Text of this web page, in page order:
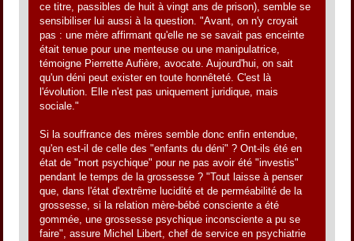
ce titre, passibles de huit à vingt ans de prison), semble se
sensibiliser lui aussi à la question. "Avant, on n'y croyait
pas : une mère affirmant qu'elle ne se savait pas enceinte
était tenue pour une menteuse ou une manipulatrice,
témoigne Pierrette Aufière, avocate. Aujourd'hui, on sait
qu'un déni peut exister en toute honnêteté. C'est là
l'évolution. Elle n'est pas uniquement juridique, mais
sociale."
Si la souffrance des mères semble donc enfin entendue,
qu'en est-il de celle des "enfants du déni" ? Ont-ils été en
état de "mort psychique" pour ne pas avoir été "investis"
pendant le temps de la grossesse ? "Tout laisse à penser
que, dans l'état d'extrême lucidité et de perméabilité de la
grossesse, si la relation mère-bébé consciente a été
gommée, une grossesse psychique inconsciente a pu se
faire", assure Michel Libert, chef de service en psychiatrie